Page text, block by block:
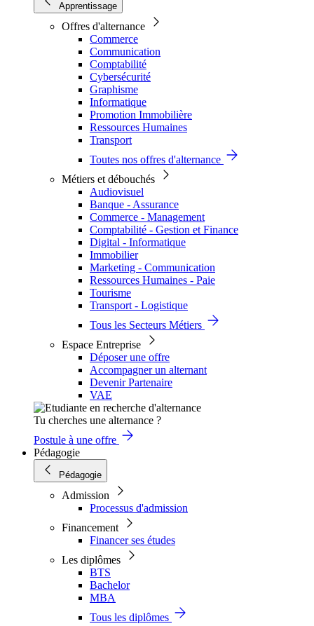
Apprentissage
Offres d'alternance
Commerce
Communication
Comptabilité
Cybersécurité
Graphisme
Informatique
Promotion Immobilière
Ressources Humaines
Transport
Toutes nos offres d'alternance
Métiers et débouchés
Audiovisuel
Banque - Assurance
Commerce - Management
Comptabilité - Gestion et Finance
Digital - Informatique
Immobilier
Marketing - Communication
Ressources Humaines - Paie
Tourisme
Transport - Logistique
Tous les Secteurs Métiers
Espace Entreprise
Déposer une offre
Accompagner un alternant
Devenir Partenaire
VAE
Tu cherches une alternance ?
Postule à une offre
Pédagogie
Pédagogie
Admission
Processus d'admission
Financement
Financer ses études
Les diplômes
BTS
Bachelor
MBA
Tous les diplômes